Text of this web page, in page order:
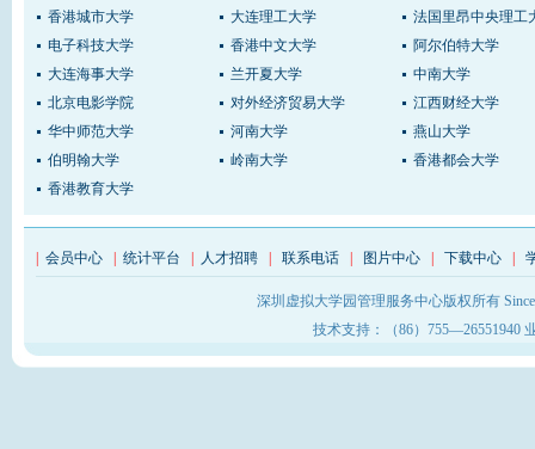
香港城市大学
大连理工大学
法国里昂中央理工
电子科技大学
香港中文大学
阿尔伯特大学
大连海事大学
兰开夏大学
中南大学
北京电影学院
对外经济贸易大学
江西财经大学
华中师范大学
河南大学
燕山大学
伯明翰大学
岭南大学
香港都会大学
香港教育大学
| 会员中心 | 统计平台 | 人才招聘 | 联系电话 | 图片中心 | 下载中心 |
深圳虚拟大学园管理服务中心版权所有
技术支持：（86）755—26551940